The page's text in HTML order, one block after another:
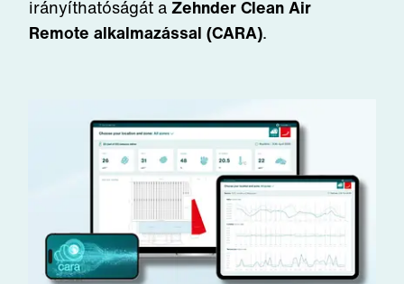
irányíthatóságát aZehnder Clean Air
Remote alkalmazással (CARA).